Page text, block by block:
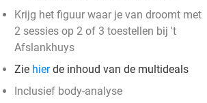
Krijg het figuur waar je van droomt met
2 sessies op 2 of 3 toestellen bij 't
Afslankhuys
Zie hierde inhoud van de multideals
Inclusief body-analyse